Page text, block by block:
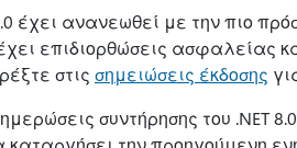
έχει ανανεωθεί με την πιο
επιδιορθώσεις ασφαλείας
στις σημειώσεις έκδοσης
συντήρησης του .NET